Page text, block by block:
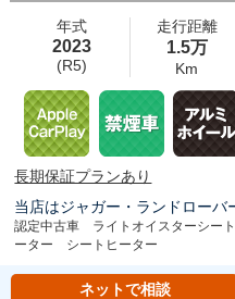
年式
2023
(R5)
走行距離
1.5万
Km
長期保証プランあり
当店はジャガー・ランドローバ
認定中古車 ライトオイスターシー
ーター シートヒーター
ネットで相談